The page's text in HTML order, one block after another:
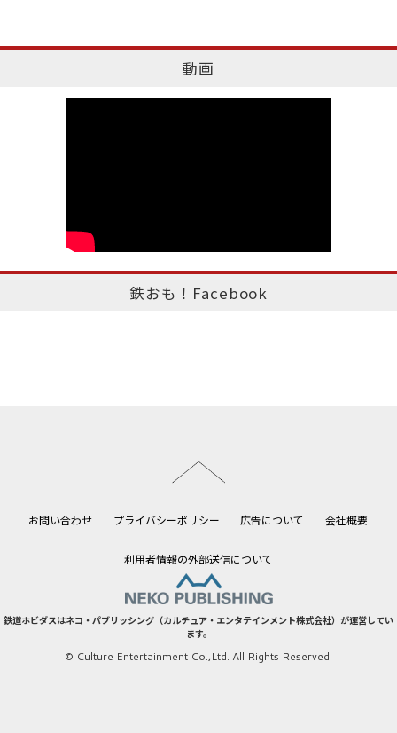
動画
鉄おも！Facebook
お問い合わせ プライバシーポリシー 広告について 会社概要
利用者情報の外部送信について
鉄道ホビダスはネコ・パブリッシング（カルチュア・エンタテインメント株式会社）が運営してい
ます。
© Culture Entertainment Co.,Ltd. All Rights Reserved.